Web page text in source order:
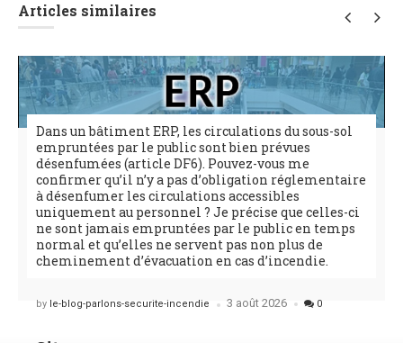
Articles similaires
Dans un bâtiment ERP, les circulations du sous-sol
empruntées par le public sont bien prévues
désenfumées (article DF6). Pouvez-vous me
confirmer qu’il n’y a pas d’obligation réglementaire
à désenfumer les circulations accessibles
uniquement au personnel ? Je précise que celles-ci
ne sont jamais empruntées par le public en temps
normal et qu’elles ne servent pas non plus de
cheminement d’évacuation en cas d’incendie.
Posted
by le-blog-parlons-securite-incendie 3 août 2026 0